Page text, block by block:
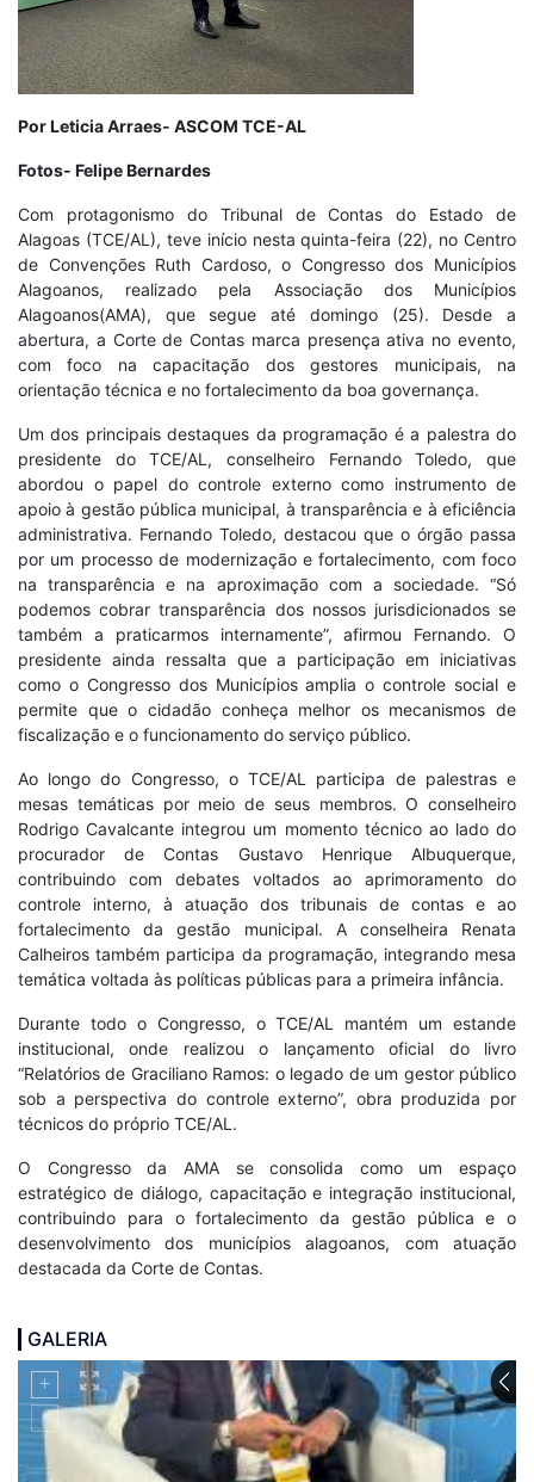
Por Leticia Arraes- ASCOM TCE-AL
Fotos- Felipe Bernardes
Com protagonismo do Tribunal de Contas do Estado de
Alagoas (TCE/AL), teve início nesta quinta-feira (22), no Centro
de Convenções Ruth Cardoso, o Congresso dos Municípios
Alagoanos, realizado pela Associação dos Municípios
Alagoanos(AMA), que segue até domingo (25). Desde a
abertura, a Corte de Contas marca presença ativa no evento,
com foco na capacitação dos gestores municipais, na
orientação técnica e no fortalecimento da boa governança.
Um dos principais destaques da programação é a palestra do
presidente do TCE/AL, conselheiro Fernando Toledo, que
abordou o papel do controle externo como instrumento de
apoio à gestão pública municipal, à transparência e à eficiência
administrativa. Fernando Toledo, destacou que o órgão passa
por um processo de modernização e fortalecimento, com foco
na transparência e na aproximação com a sociedade. “Só
podemos cobrar transparência dos nossos jurisdicionados se
também a praticarmos internamente”, afirmou Fernando. O
presidente ainda ressalta que a participação em iniciativas
como o Congresso dos Municípios amplia o controle social e
permite que o cidadão conheça melhor os mecanismos de
fiscalização e o funcionamento do serviço público.
Ao longo do Congresso, o TCE/AL participa de palestras e
mesas temáticas por meio de seus membros. O conselheiro
Rodrigo Cavalcante integrou um momento técnico ao lado do
procurador de Contas Gustavo Henrique Albuquerque,
contribuindo com debates voltados ao aprimoramento do
controle interno, à atuação dos tribunais de contas e ao
fortalecimento da gestão municipal. A conselheira Renata
Calheiros também participa da programação, integrando mesa
temática voltada às políticas públicas para a primeira infância.
Durante todo o Congresso, o TCE/AL mantém um estande
institucional, onde realizou o lançamento oficial do livro
“Relatórios de Graciliano Ramos: o legado de um gestor público
sob a perspectiva do controle externo”, obra produzida por
técnicos do próprio TCE/AL.
O Congresso da AMA se consolida como um espaço
estratégico de diálogo, capacitação e integração institucional,
contribuindo para o fortalecimento da gestão pública e o
desenvolvimento dos municípios alagoanos, com atuação
destacada da Corte de Contas.
GALERIA